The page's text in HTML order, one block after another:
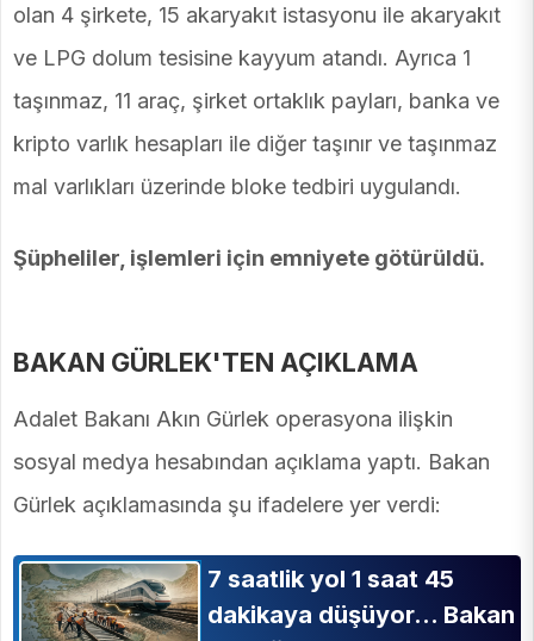
olan 4 şirkete, 15 akaryakıt istasyonu ile akaryakıt
ve LPG dolum tesisine kayyum atandı. Ayrıca 1
taşınmaz, 11 araç, şirket ortaklık payları, banka ve
kripto varlık hesapları ile diğer taşınır ve taşınmaz
mal varlıkları üzerinde bloke tedbiri uygulandı.
Şüpheliler, işlemleri için emniyete götürüldü.
BAKAN GÜRLEK'TEN AÇIKLAMA
Adalet Bakanı Akın Gürlek operasyona ilişkin
sosyal medya hesabından açıklama yaptı. Bakan
Gürlek açıklamasında şu ifadelere yer verdi:
7 saatlik yol 1 saat 45
dakikaya düşüyor... Bakan